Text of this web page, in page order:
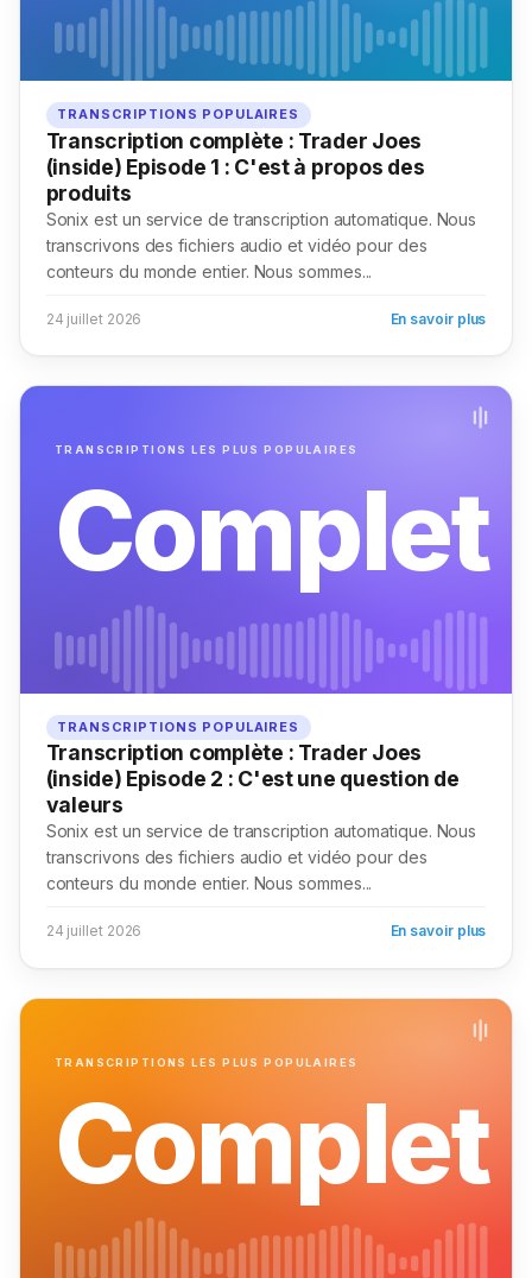
TRANSCRIPTIONS POPULAIRES
Transcription complète : Trader Joes
(inside) Episode 1 : C'est à propos des
produits
Sonix est un service de transcription automatique. Nous
transcrivons des fichiers audio et vidéo pour des
conteurs du monde entier. Nous sommes...
24 juillet 2026 En savoir plus
TRANSCRIPTIONS LES PLUS POPULAIRES
Complet
TRANSCRIPTIONS POPULAIRES
Transcription complète : Trader Joes
(inside) Episode 2 : C'est une question de
valeurs
Sonix est un service de transcription automatique. Nous
transcrivons des fichiers audio et vidéo pour des
conteurs du monde entier. Nous sommes...
24 juillet 2026 En savoir plus
TRANSCRIPTIONS LES PLUS POPULAIRES
Complet